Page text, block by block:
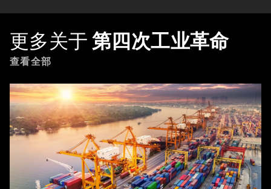
更多关于 第四次工业革命
查看全部